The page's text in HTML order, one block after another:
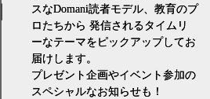
スなDomani読者モデル、教育のプ
ロたちから 発信されるタイムリ
ーなテーマをピックアップしてお
届けします。
プレゼント企画やイベント参加の
スペシャルなお知らせも！